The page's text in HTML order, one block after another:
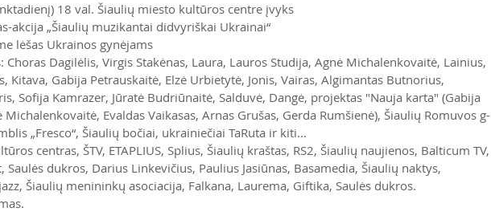
18 val. Šiaulių miesto kultūros centre įvyks
akcija „Šiaulių muzikantai didvyriškai Ukrainai“
lėšas Ukrainos gynėjams
Choras Dagilėlis, Virgis Stakėnas, Laura, Lauros Studija, Agnė Michalenkovaitė, Lainius,
Kitava, Gabija Petrauskaitė, Elzė Urbietytė, Jonis, Vairas, Algimantas Butnorius,
Sofija Kamrazer, Jūratė Budriūnaitė, Salduvė, Dangė, projektas "Nauja karta" (Gabija
Michalenkovaitė, Evaldas Vaikasas, Arnas Grušas, Gerda Rumšienė), Šiaulių Romuvos g-
„Fresco“, Šiaulių bočiai, ukrainiečiai TaRuta ir kiti...
centras, ŠTV, ETAPLIUS, Splius, Šiaulių kraštas, RS2, Šiaulių naujienos, Balticum TV,
dukros, Darius Linkevičius, Paulius Jasiūnas, Basamedia, Šiaulių naktys,
Šiaulių menininkų asociacija, Falkana, Laurema, Giftika, Saulės dukros.